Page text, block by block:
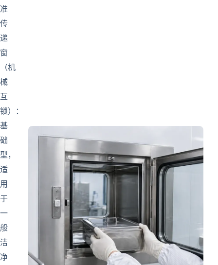
准
传
递
窗
（机
械
互
锁）：
基
础
型，
适
用
于
一
般
洁
净